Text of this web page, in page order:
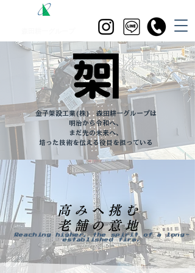
金子架設工業(株) 森田耕一グループは
明治から令和へ、
まだ先の未来へ、
培った技術を伝える役目を担っている
高みへ挑む
老舗の意地
高みへ挑む
老舗の意地
Reaching higher, the spirit of a long-
established firm.